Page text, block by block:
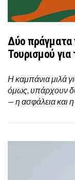
Δύο πράγματα
Τουρισμού για
Η καμπάνια μιλά
όμως, υπάρχουν
— η ασφάλεια και